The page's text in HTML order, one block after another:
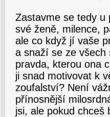
Zastavme se tedy u
své ženě, milence,
ale co když jí vaše
a snaží se ze všech
pravda, kterou ona
ji snad motivovat k
zoufalství? Není
přínosnější
jsi, ale pokud chceš